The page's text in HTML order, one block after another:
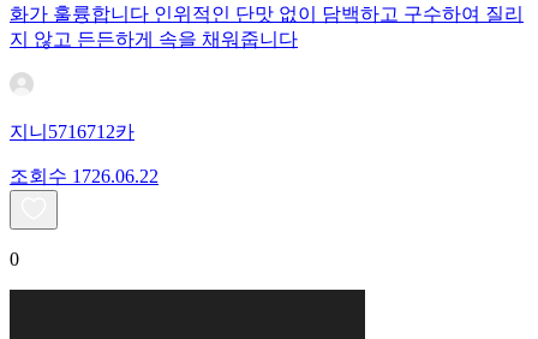
화가 훌륭합니다 인위적인 단맛 없이 담백하고 구수하여 질리
지 않고 든든하게 속을 채워줍니다
지니5716712카
조회수 1726.06.22
0